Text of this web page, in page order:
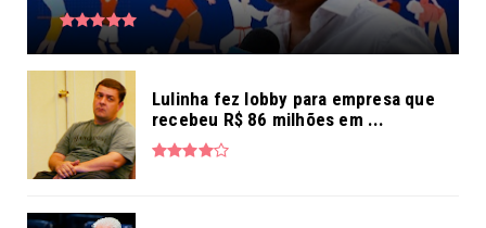
Lulinha fez lobby para empresa que
recebeu R$ 86 milhões em ...